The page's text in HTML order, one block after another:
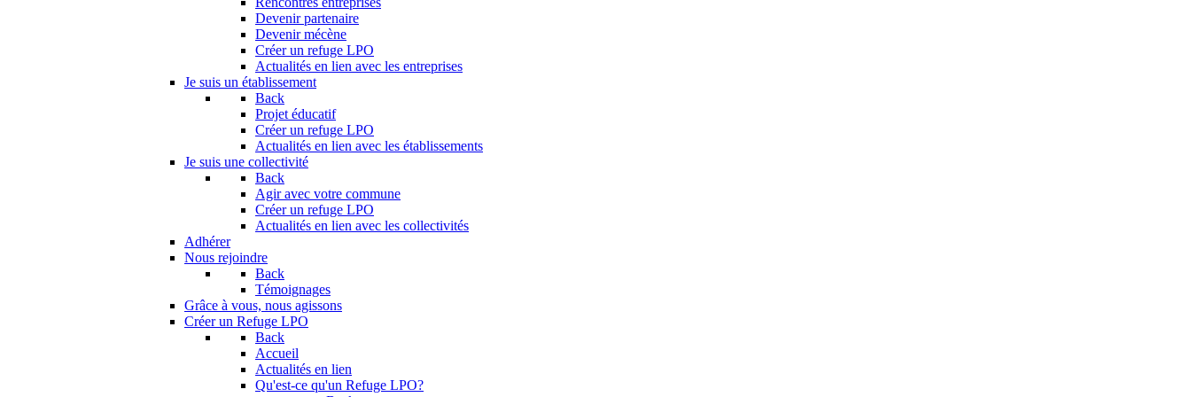
Devenir partenaire
Devenir mécène
Créer un refuge LPO
Actualités en lien avec les entreprises
Je suis un établissement
Back
Projet éducatif
Créer un refuge LPO
Actualités en lien avec les établissements
Je suis une collectivité
Back
Agir avec votre commune
Créer un refuge LPO
Actualités en lien avec les collectivités
Adhérer
Nous rejoindre
Back
Témoignages
Grâce à vous, nous agissons
Créer un Refuge LPO
Back
Accueil
Actualités en lien
Qu'est-ce qu'un Refuge LPO?